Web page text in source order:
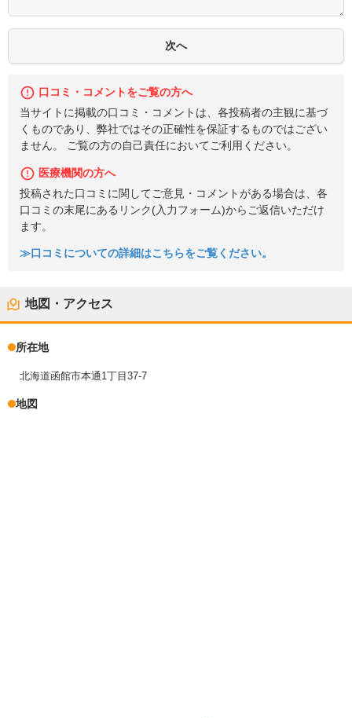
口コミ・コメントをご覧の方へ
当サイトに掲載の口コミ・コメントは、各投稿者の主観に基づ
くものであり、弊社ではその正確性を保証するものではござい
ません。 ご覧の方の自己責任においてご利用ください。
医療機関の方へ
投稿された口コミに関してご意見・コメントがある場合は、各
口コミの末尾にあるリンク(入力フォーム)からご返信いただけ
ます。
≫口コミについての詳細はこちらをご覧ください。
地図・アクセス
所在地
北海道函館市本通1丁目37-7
地図